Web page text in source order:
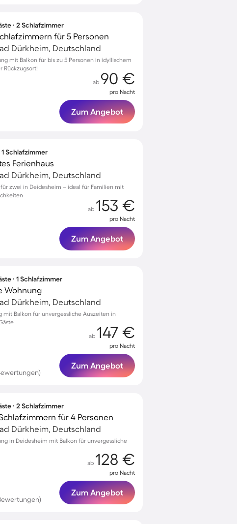
∙ 2 Schlafzimmer
für 5 Personen
Dürkheim, Deutschland
mit Balkon für bis zu 5 Personen in idyllischem
Rückzugsort!
ab 90 €
pro Nacht
Zum Angebot
1 Schlafzimmer
Ferienhaus
Dürkheim, Deutschland
zwei in Deidesheim – ideal für Familien mit
ab 153 €
pro Nacht
Zum Angebot
∙ 1 Schlafzimmer
Wohnung
Dürkheim, Deutschland
mit Balkon für unvergessliche Auszeiten in
ab 147 €
pro Nacht
Zum Angebot
∙ 2 Schlafzimmer
für 4 Personen
Dürkheim, Deutschland
in Deidesheim mit Balkon für unvergessliche
ab 128 €
pro Nacht
Zum Angebot